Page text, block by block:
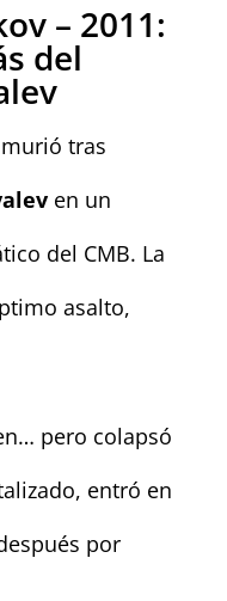
– 2011:
del
tras
en un
del CMB. La
asalto,
pero colapsó
entró en
por